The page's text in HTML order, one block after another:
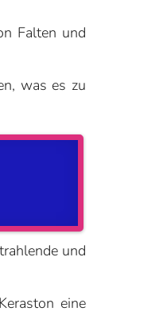
Falten und
was es zu
und
eine